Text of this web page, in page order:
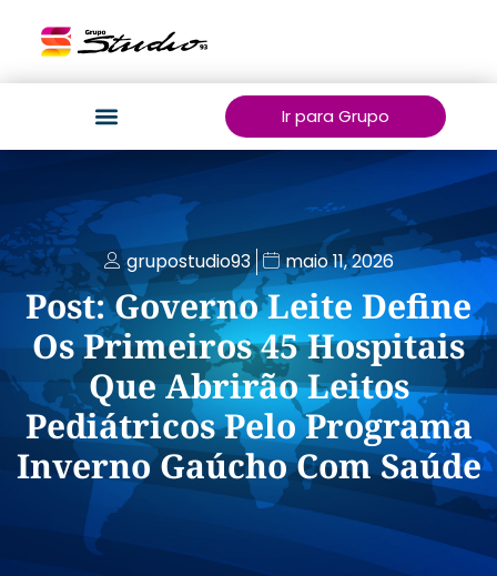
Ir para Grupo
grupostudio93 maio 11, 2026
Post: Governo Leite Define
Os Primeiros 45 Hospitais
Que Abrirão Leitos
Pediátricos Pelo Programa
Inverno Gaúcho Com Saúde